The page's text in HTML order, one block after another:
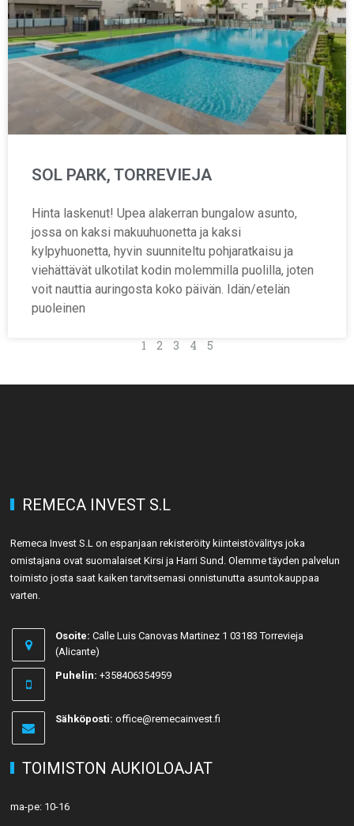
SOL PARK, TORREVIEJA
Hinta laskenut! Upea alakerran bungalow asunto,
jossa on kaksi makuuhuonetta ja kaksi
kylpyhuonetta, hyvin suunniteltu pohjaratkaisu ja
viehättävät ulkotilat kodin molemmilla puolilla, joten
voit nauttia auringosta koko päivän. Idän/etelän
puoleinen
1 2 3 4 5
REMECA INVEST S.L
Remeca Invest S.L on espanjaan rekisteröity kiinteistövälitys joka
omistajana ovat suomalaiset Kirsi ja Harri Sund. Olemme täyden palvelun
toimisto josta saat kaiken tarvitsemasi onnistunutta asuntokauppaa
varten.
Osoite: Calle Luis Canovas Martinez 1 03183 Torrevieja
(Alicante)
Puhelin: +358406354959
Sähköposti: office@remecainvest.fi
TOIMISTON AUKIOLOAJAT
ma-pe: 10-16